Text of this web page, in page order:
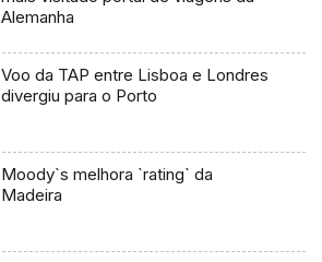
Alemanha
Voo da TAP entre Lisboa e Londres
divergiu para o Porto
Moody`s melhora `rating` da
Madeira